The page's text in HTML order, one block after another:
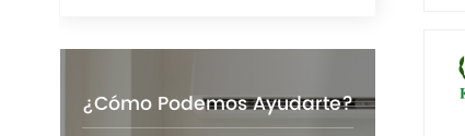
¿Cómo Podemos Ayudarte?